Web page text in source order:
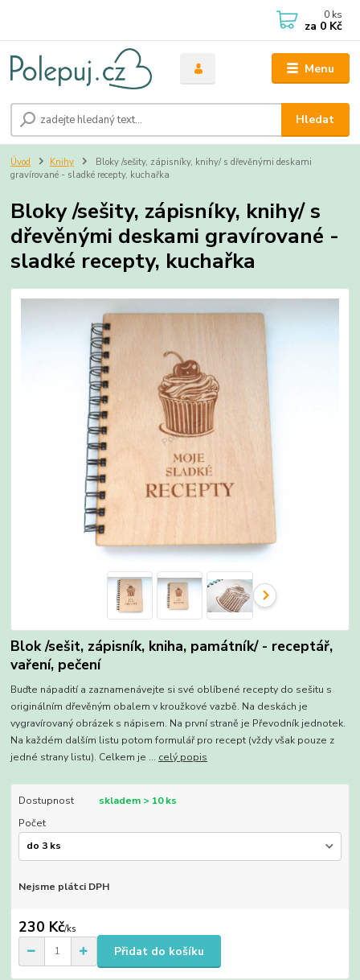
Menu
Hledat
0 ks
za 0 Kč
Úvod Knihy
Bloky /sešity, zápisníky, knihy/ s dřevěnými deskami
gravírované - sladké recepty, kuchařka
Bloky /sešity, zápisníky, knihy/ s
dřevěnými deskami gravírované -
sladké recepty, kuchařka
Blok /sešit, zápisník, kniha, památník/ - receptář,
vaření, pečení
Buďte nápadití a zaznamenávejte si své oblíbené recepty do sešitu s
originálním dřevěným obalem v kroužkové vazbě. Na deskách je
vygravírovaný obrázek s nápisem. Na první straně je Převodník jednotek.
Na každém dalším listu potom formulář pro recept (vždy však pouze z
jedné strany listu). Celkem je ... celý popis
Dostupnost
skladem > 10 ks
Počet
Nejsme plátci DPH
230 Kč/ks
Přidat do košíku